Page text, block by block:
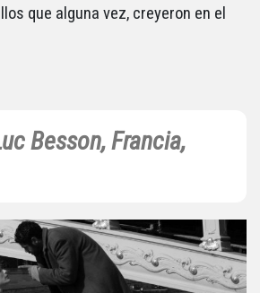
que alguna vez, creyeron en el
Besson, Francia,